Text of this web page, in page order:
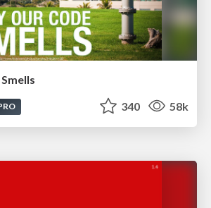
340 58k